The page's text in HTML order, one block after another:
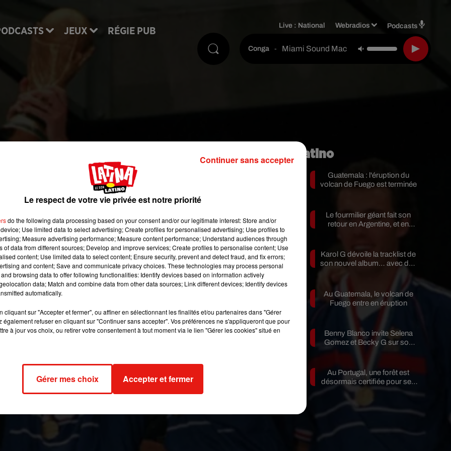
JEUX RÉGIE PUB
Live : National Webradios Podcasts
Conga - Miami Sound Machine Feat. Gloria Estefan
de Zidane 98 ne
aux enchères
Finalement, le maillot de Zidane lors de la finale
98 est retiré de la vente.
Wikipédia
du joueur était même soi-disant dessus. Mais finalement, il y a
enchères est retiré de la vente. Les organisateurs ne savent
de la 1
Mi-Temps de France-Brésil, en finale de la coupe du
1998.
Jean-Marc Leynet, l’expert en charge de ce lot. Après des
risque. Le maillot devait être vendu ce samedi 13 octobre
Mundo Latino
Guatemala : l'éruption du
volcan de Fuego est terminée
Le fourmilier géant fait son
retour en Argentine, et en
Karol G dévoile la tracklist de
son nouvel album… avec des
Au Guatemala, le volcan de
Fuego entre en éruption
Benny Blanco invite Selena
Gomez et Becky G sur son
Au Portugal, une forêt est
désormais certifiée pour ses
bienfaits...
Le respect de votre vie privée est notre priorité
do the following data processing based on your consent and/or our legitimate interest: Store and/or
Use limited data to select advertising; Create profiles for personalised advertising; Use profiles to
Measure advertising performance; Measure content performance; Understand audiences through
of data from different sources; Develop and improve services; Create profiles to personalise content; Use
content; Use limited data to select content; Ensure security, prevent and detect fraud, and fix errors;
and content; Save and communicate privacy choices. These technologies may process personal
browsing data to offer following functionalities: Identify devices based on information actively
data; Match and combine data from other data sources; Link different devices; Identify devices
automatically.
cliquant sur "Accepter et fermer", ou affiner en sélectionnant les finalités et/ou partenaires dans "Gérer
également refuser en cliquant sur "Continuer sans accepter". Vos préférences ne s'appliqueront que pour
à jour vos choix, ou retirer votre consentement à tout moment via le lien "Gérer les cookies" situé en
Gérer mes choix Accepter et fermer
Continuer sans accepter